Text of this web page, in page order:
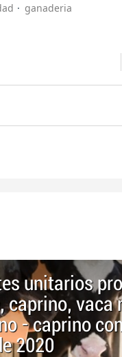
ganaderia
unitarios
caprino, vaca
- caprino
2020